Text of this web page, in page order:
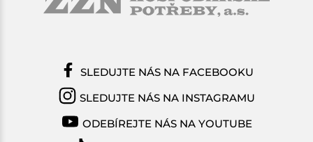
SLEDUJTE NÁS NA FACEBOOKU
SLEDUJTE NÁS NA INSTAGRAMU
ODEBÍREJTE NÁS NA YOUTUBE